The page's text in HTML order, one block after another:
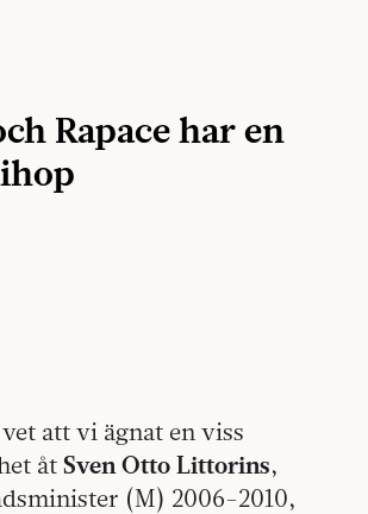
Rapace har en
att vi ägnat en viss
åt Sven Otto Littorins,
(M) 2006-2010,